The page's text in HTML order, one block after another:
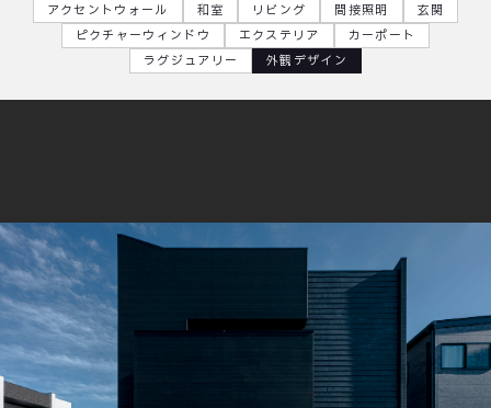
アクセントウォール
和室 リビング 間接照明
玄関
ピクチャーウィンドウ
エクステリア
カーポート
ラグジュアリー
外観デザイン